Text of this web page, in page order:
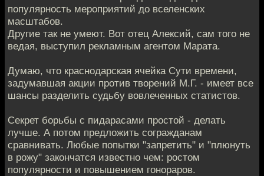
популярность мероприятий до вселенских
масштабов.
Другие так не умеют. Вот отец Алексий, сам того не
ведая, выступил рекламным агентом Марата.
Думаю, что краснодарская ячейка Сути времени,
задумавшая акции против творений М.Г. - имеет все
шансы разделить судьбу вовлеченных статистов.
Секрет борьбы с пидарасами простой - делать
лучше. А потом предложить согражданам
сравнивать. Любые попытки "запретить" и "плюнуть
в рожу" закончатся известно чем: ростом
популярности и повышением гонораров.